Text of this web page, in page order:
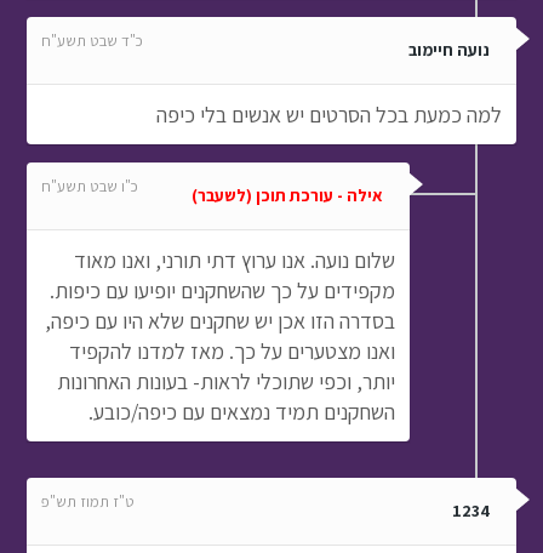
נועה חיימוב כ"ד שבט תשע"ח
למה כמעת בכל הסרטים יש אנשים בלי כיפה
אילה - עורכת תוכן (לשעבר) כ"ו שבט תשע"ח
שלום נועה. אנו ערוץ דתי תורני, ואנו מאוד
מקפידים על כך שהשחקנים יופיעו עם כיפות.
בסדרה הזו אכן יש שחקנים שלא היו עם כיפה,
ואנו מצטערים על כך. מאז למדנו להקפיד
יותר, וכפי שתוכלי לראות- בעונות האחרונות
השחקנים תמיד נמצאים עם כיפה/כובע.
1234 ט"ז תמוז תש"פ